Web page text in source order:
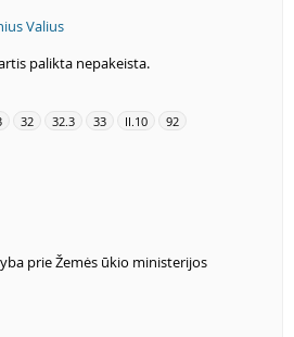
Valius
palikta nepakeista.
32 32.3 33 II.10 92
prie Žemės ūkio ministerijos